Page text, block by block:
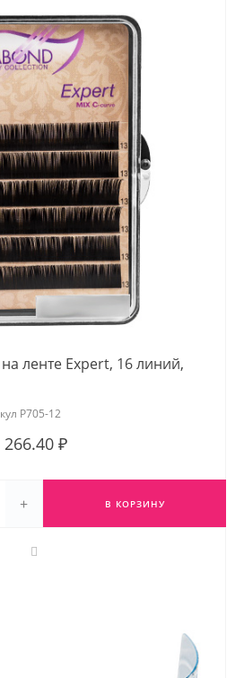
ленте Expert, 16 линий,
Р705-12
266.40 ₽
+ В КОРЗИНУ